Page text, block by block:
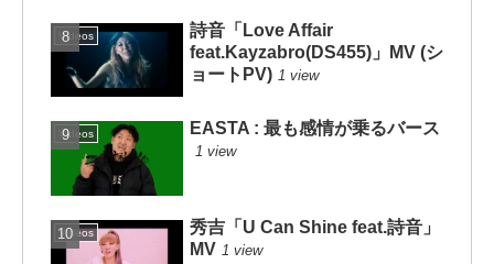
Videos
詩音「Love Affair
feat.Kayzabro(DS455)」MV (シ
ョートPV) 1 view
Videos EASTA : 最も感情が乗るバース
1 view
Videos
秀吉「U Can Shine feat.詩音」
MV 1 view